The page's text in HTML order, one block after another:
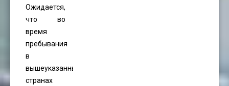
Ожидается,
что во
время
пребывания
в
вышеуказанных
странах